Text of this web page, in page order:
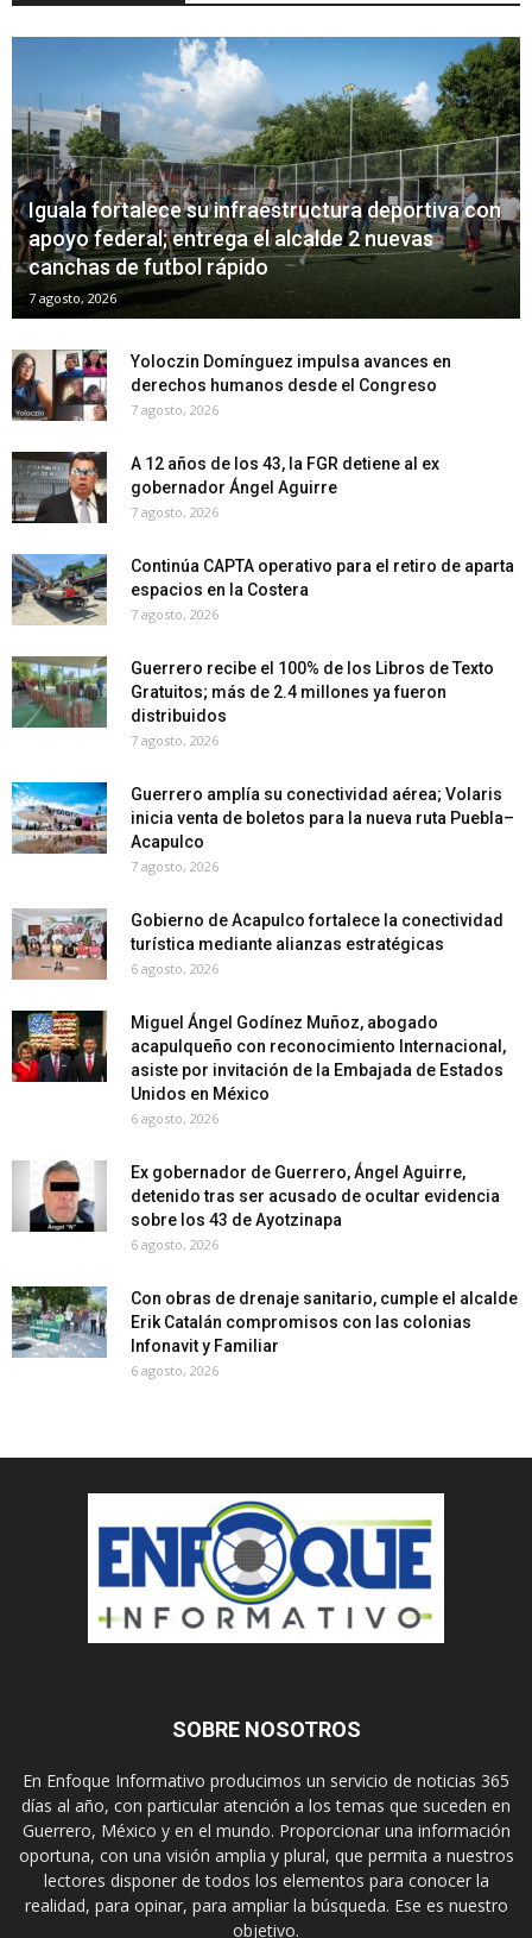
Iguala fortalece su infraestructura deportiva con
apoyo federal; entrega el alcalde 2 nuevas
canchas de futbol rápido
7 agosto, 2026
Yoloczin Domínguez impulsa avances en
derechos humanos desde el Congreso
7 agosto, 2026
A 12 años de los 43, la FGR detiene al ex
gobernador Ángel Aguirre
7 agosto, 2026
Continúa CAPTA operativo para el retiro de aparta
espacios en la Costera
7 agosto, 2026
Guerrero recibe el 100% de los Libros de Texto
Gratuitos; más de 2.4 millones ya fueron
distribuidos
7 agosto, 2026
Guerrero amplía su conectividad aérea; Volaris
inicia venta de boletos para la nueva ruta Puebla–
Acapulco
7 agosto, 2026
Gobierno de Acapulco fortalece la conectividad
turística mediante alianzas estratégicas
6 agosto, 2026
Miguel Ángel Godínez Muñoz, abogado
acapulqueño con reconocimiento Internacional,
asiste por invitación de la Embajada de Estados
Unidos en México
6 agosto, 2026
Ex gobernador de Guerrero, Ángel Aguirre,
detenido tras ser acusado de ocultar evidencia
sobre los 43 de Ayotzinapa
6 agosto, 2026
Con obras de drenaje sanitario, cumple el alcalde
Erik Catalán compromisos con las colonias
Infonavit y Familiar
6 agosto, 2026
SOBRE NOSOTROS
En Enfoque Informativo producimos un servicio de noticias 365
días al año, con particular atención a los temas que suceden en
Guerrero, México y en el mundo. Proporcionar una información
oportuna, con una visión amplia y plural, que permita a nuestros
lectores disponer de todos los elementos para conocer la
realidad, para opinar, para ampliar la búsqueda. Ese es nuestro
objetivo.